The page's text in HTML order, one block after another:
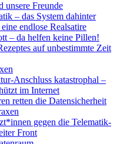
unsere Freunde
– das System dahinter
endlose Realsatire
– da helfen keine Pillen!
auf unbestimmte Zeit
Anschluss katastrophal –
im Internet
retten die Datensicherheit
gegen die Telematik-
Front